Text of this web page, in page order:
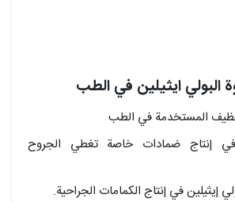
البولي ايثيلين في الطب
في إنتاج ضمادات خاصة تغطي الجروح